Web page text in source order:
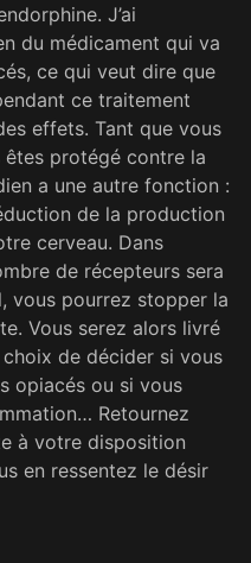
J’ai
du médicament qui va
ce qui veut dire que
ce traitement
effets. Tant que vous
protégé contre la
a une autre fonction :
de la production
cerveau. Dans
de récepteurs sera
vous pourrez stopper la
Vous serez alors livré
de décider si vous
opiacés ou si vous
Retournez
à votre disposition
en ressentez le désir